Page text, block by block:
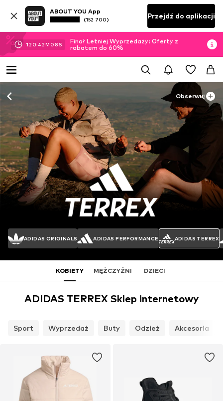
ABOUT YOU App
(152 700) Przejdź do aplikacji
12 G 42M 06 S
Finał Letniej Wyprzedaży: Oferty z
rabatem do 60%
Obserwuj
ADIDAS ORIGINALS ADIDAS PERFORMANCE ADIDAS TERREX
KOBIETY MĘŻCZYŹNI DZIECI
ADIDAS TERREX Sklep internetowy
Sport Wyprzedaż Buty Odzież Akcesoria